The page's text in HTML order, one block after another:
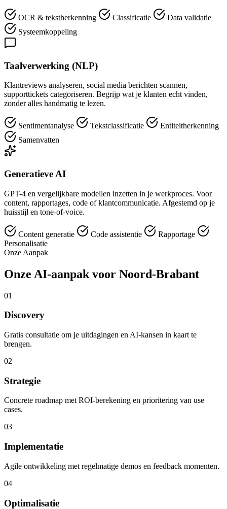
OCR & tekstherkenning Classificatie
Data validatie
Systeemkoppeling
Taalverwerking (NLP)
Klantreviews analyseren, social media berichten scannen,
supporttickets categoriseren. Begrijp wat je klanten echt vinden,
zonder alles handmatig te lezen.
Sentimentanalyse Tekstclassificatie
Entiteitherkenning
Samenvatten
Generatieve AI
GPT-4 en vergelijkbare modellen inzetten in je werkproces. Voor
content, rapportages, code of klantcommunicatie. Afgestemd op je
huisstijl en tone-of-voice.
Content generatie Code assistentie
Rapportage
Personalisatie
Onze Aanpak
Onze AI-aanpak voor Noord-Brabant
01
Discovery
Gratis consultatie om je uitdagingen en AI-kansen in kaart te
brengen.
02
Strategie
Concrete roadmap met ROI-berekening en prioritering van use
cases.
03
Implementatie
Agile ontwikkeling met regelmatige demos en feedback momenten.
04
Optimalisatie